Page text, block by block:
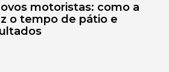
motoristas: como a
o tempo de pátio e